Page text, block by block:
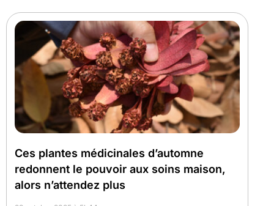
Ces plantes médicinales d’automne
redonnent le pouvoir aux soins maison,
alors n’attendez plus